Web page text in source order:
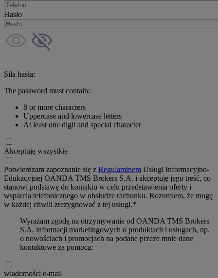
Hasło
Siła hasła:
The password must contain:
8 or more characters
Uppercase and lowercase letters
At least one digit and special character
Akceptuję wszystkie
Potwierdzam zapoznanie się z Regulaminem Usługi Informacyjno-
Edukacyjnej OANDA TMS Brokers S.A. i akceptuję jego treść, co
stanowi podstawę do kontaktu w celu przedstawienia oferty i
wsparcia telefonicznego w obsłudze rachunku. Rozumiem, że mogę
w każdej chwili zrezygnować z tej usługi.*
Wyrażam zgodę na otrzymywanie od OANDA TMS Brokers
S.A. informacji marketingowych o produktach i usługach, np.
o nowościach i promocjach na podane przeze mnie dane
kontaktowe za pomocą:
wiadomości e-mail